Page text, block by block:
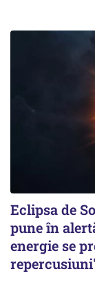
Eclipsa de
pune în
energie se